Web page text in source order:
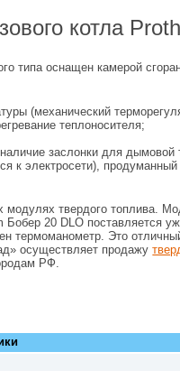
котла
типа оснащен камерой
(механический
теплоносителя;
заслонки для дымовой
к электросети), продуманный
твердого топлива.
Бобер 20 DLO поставляется
термоманометр. Это
осуществляет продажу
РФ.